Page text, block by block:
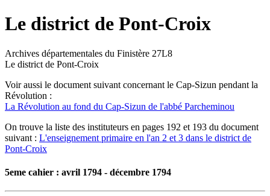
Le district de Pont-Croix
Archives départementales du Finistère 27L8
Le district de Pont-Croix
Voir aussi le document suivant concernant le Cap-Sizun pendant la
Révolution :
La Révolution au fond du Cap-Sizun de l'abbé Parcheminou
On trouve la liste des instituteurs en pages 192 et 193 du document
suivant : L'enseignement primaire en l'an 2 et 3 dans le district de
Pont-Croix
5eme cahier : avril 1794 - décembre 1794